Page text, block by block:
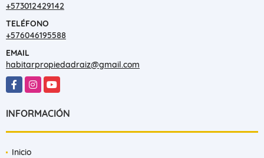
+573012429142
TELÉFONO
+576046195588
EMAIL
habitarpropiedadraiz@gmail.com
FacebookInstagram
YouTube
INFORMACIÓN
Inicio